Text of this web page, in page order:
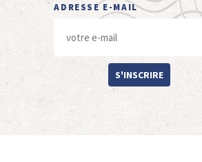
ADRESSE E-MAIL
S'INSCRIRE